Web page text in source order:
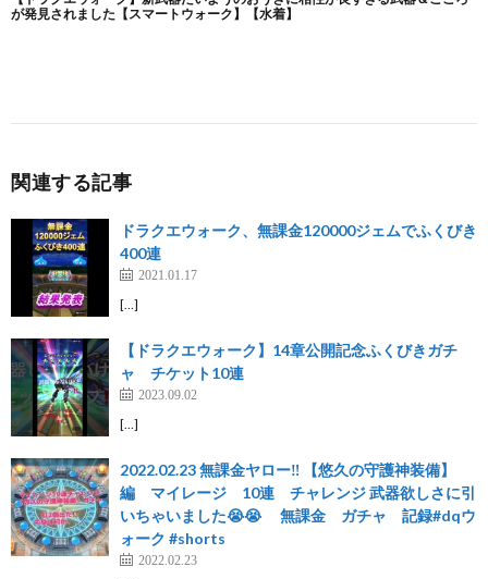
関連する記事
ドラクエウォーク、無課金120000ジェムでふくびき
400連
2021.01.17
[…]
【ドラクエウォーク】14章公開記念ふくびきガチ
ャ チケット10連
2023.09.02
[…]
2022.02.23 無課金ヤロー‼️ 【悠久の守護神装備】
編 マイレージ 10連 チャレンジ 武器欲しさに引
いちゃいました😭😭 無課金 ガチャ 記録#dqウ
ォーク #shorts
2022.02.23